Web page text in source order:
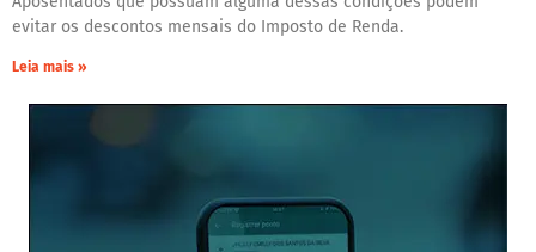
evitar os descontos mensais do Imposto de Renda.
Leia mais »